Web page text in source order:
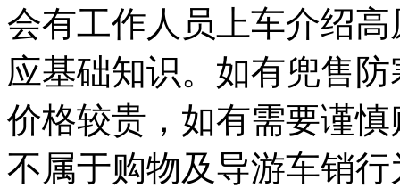
会有工作人员上车介绍
应基础知识。如有兜售
价格较贵，如有需要谨
不属于购物及导游车销